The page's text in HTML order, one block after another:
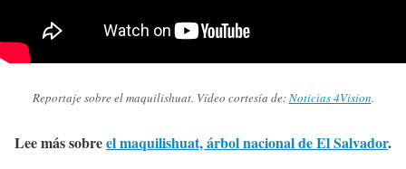
Reportaje sobre el maquilishuat. Vídeo cortesía de:Noticias 4Vision.
Lee más sobreel maquilishuat, árbol nacional de El Salvador.